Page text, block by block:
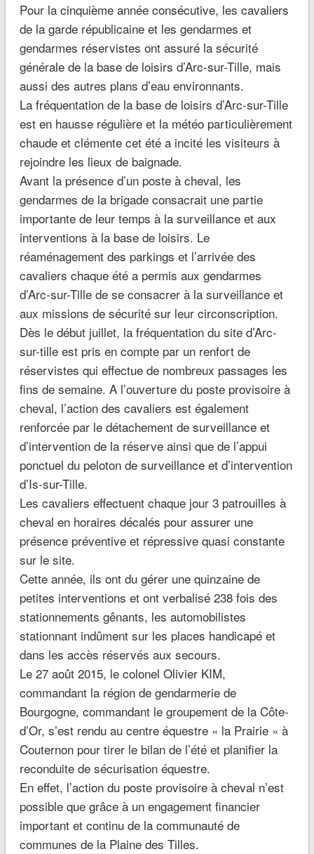
Pour la cinquième année consécutive, les cavaliers
de la garde républicaine et les gendarmes et
gendarmes réservistes ont assuré la sécurité
générale de la base de loisirs d’Arc-sur-Tille, mais
aussi des autres plans d’eau environnants.
La fréquentation de la base de loisirs d’Arc-sur-Tille
est en hausse régulière et la météo particulièrement
chaude et clémente cet été a incité les visiteurs à
rejoindre les lieux de baignade.
Avant la présence d’un poste à cheval, les
gendarmes de la brigade consacrait une partie
importante de leur temps à la surveillance et aux
interventions à la base de loisirs. Le
réaménagement des parkings et l’arrivée des
cavaliers chaque été a permis aux gendarmes
d’Arc-sur-Tille de se consacrer à la surveillance et
aux missions de sécurité sur leur circonscription.
Dès le début juillet, la fréquentation du site d’Arc-
sur-tille est pris en compte par un renfort de
réservistes qui effectue de nombreux passages les
fins de semaine. A l’ouverture du poste provisoire à
cheval, l’action des cavaliers est également
renforcée par le détachement de surveillance et
d’intervention de la réserve ainsi que de l’appui
ponctuel du peloton de surveillance et d’intervention
d’Is-sur-Tille.
Les cavaliers effectuent chaque jour 3 patrouilles à
cheval en horaires décalés pour assurer une
présence préventive et répressive quasi constante
sur le site.
Cette année, ils ont du gérer une quinzaine de
petites interventions et ont verbalisé 238 fois des
stationnements gênants, les automobilistes
stationnant indûment sur les places handicapé et
dans les accès réservés aux secours.
Le 27 août 2015, le colonel Olivier KIM,
commandant la région de gendarmerie de
Bourgogne, commandant le groupement de la Côte-
d’Or, s’est rendu au centre équestre « la Prairie » à
Couternon pour tirer le bilan de l’été et planifier la
reconduite de sécurisation équestre.
En effet, l’action du poste provisoire à cheval n’est
possible que grâce à un engagement financier
important et continu de la communauté de
communes de la Plaine des Tilles.